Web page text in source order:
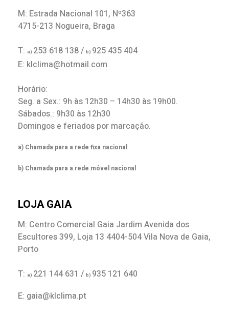
M: Estrada Nacional 101, Nº363
4715-213 Nogueira, Braga
T: a) 253 618 138 / b) 925 435 404
E: klclima@hotmail.com
Horário:
Seg. a Sex.: 9h às 12h30 – 14h30 às 19h00.
Sábados.: 9h30 às 12h30
Domingos e feriados por marcação.
a) Chamada para a rede fixa nacional
b) Chamada para a rede móvel nacional
LOJA GAIA
M: Centro Comercial Gaia Jardim Avenida dos
Escultores 399, Loja 13 4404-504 Vila Nova de Gaia,
Porto
T: a) 221 144 631 / b) 935 121 640
E: gaia@klclima.pt